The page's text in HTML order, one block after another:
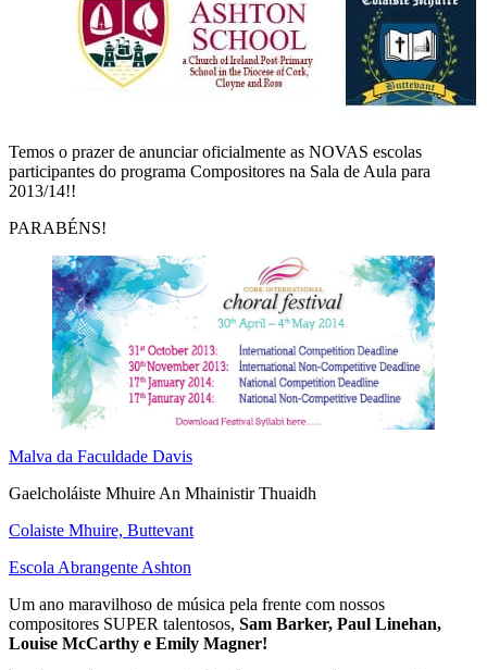
Temos o prazer de anunciar oficialmente as NOVAS escolas
participantes do programa Compositores na Sala de Aula para
2013/14!!
PARABÉNS!
Malva da Faculdade Davis
Gaelcholáiste Mhuire An Mhainistir Thuaidh
Colaiste Mhuire, Buttevant
Escola Abrangente Ashton
Um ano maravilhoso de música pela frente com nossos
compositores SUPER talentosos, Sam Barker, Paul Linehan,
Louise McCarthy e Emily Magner!